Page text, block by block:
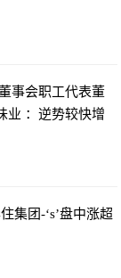
事会职工代表董
业 ：逆势较快增
集团-‘s’盘中涨超